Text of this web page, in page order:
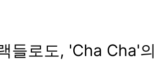
들로도, 'Cha Cha'의